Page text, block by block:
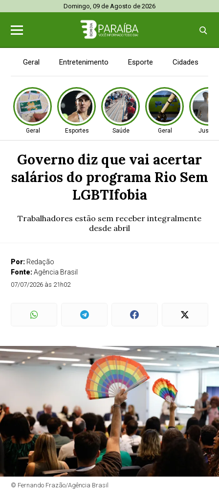
Domingo, 09 de Agosto de 2026
Geral Entretenimento Esporte Cidades
Geral Esportes Saúde Geral Justiça
Governo diz que vai acertar
salários do programa Rio Sem
LGBTIfobia
Trabalhadores estão sem receber integralmente
desde abril
Por: Redação
Fonte:Agência Brasil
07/07/2026 às 21h02
© Fernando Frazão/Agência Brasil